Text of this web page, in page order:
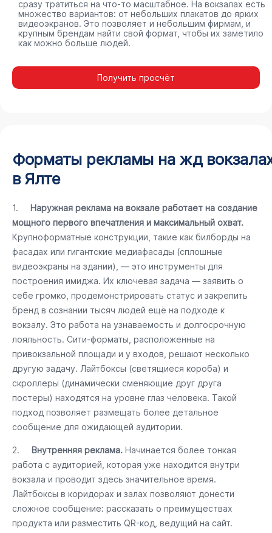
сразу тратиться на что-то масштабное. На вокзалах есть
множество вариантов: от небольших плакатов до ярких
видеоэкранов. Это позволяет и небольшим фирмам, и
крупным брендам найти свой формат, чтобы их заметило
как можно больше людей.
Получить просчёт
Форматы рекламы на жд
в Ялте
1. Наружная реклама на вокзале работает на создание
мощного первого впечатления и максимальный охват.
Крупноформатные конструкции, такие как билборды на
фасадах или гигантские медиафасады (сплошные
видеоэкраны на здании), — это инструменты для
построения имиджа. Их ключевая задача — заявить о
себе громко, продемонстрировать статус и закрепить
бренд в сознании тысяч людей ещё на подходе к
вокзалу. Это работа на узнаваемость и долгосрочную
лояльность. Сити-форматы, расположенные на
привокзальной площади и у входов, решают несколько
другую задачу. Лайтбоксы (светящиеся короба) и
скроллеры (динамически сменяющие друг друга
постеры) находятся на уровне глаз человека. Такой
подход позволяет размещать более детальное
сообщение для ожидающей аудитории.
2. Внутренняя реклама. Начинается более тонкая
работа с аудиторией, которая уже находится внутри
вокзала и проводит здесь значительное время.
Лайтбоксы в коридорах и залах позволяют донести
сложное сообщение: рассказать о преимуществах
продукта или разместить QR-код, ведущий на сайт.